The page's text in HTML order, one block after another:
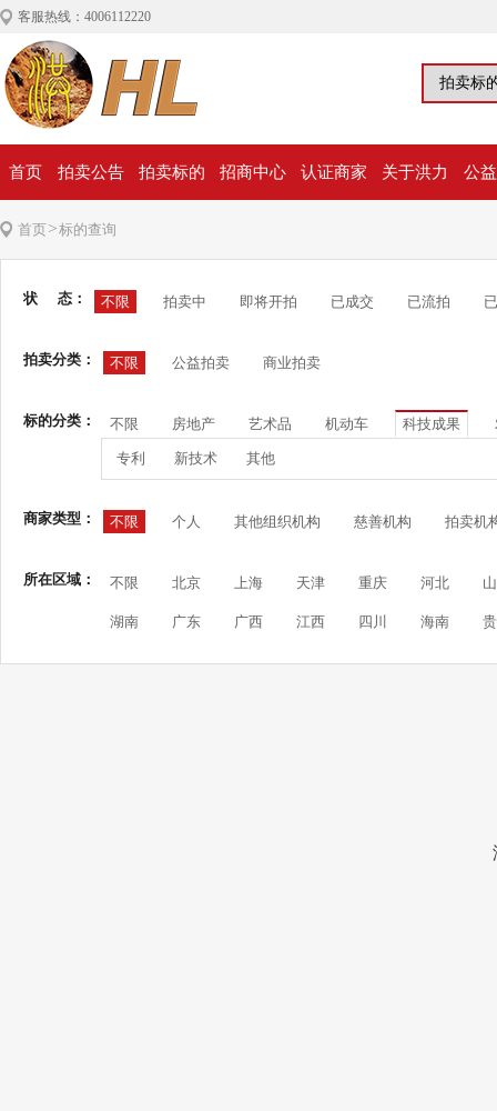
客服热线：4006112220
首页 拍卖公告 拍卖标的 招商中心 认证商家 关于洪力 公
首页>标的查询
状 态： 不限 拍卖中 即将开拍 已成交 已流拍
拍卖分类： 不限 公益拍卖 商业拍卖
标的分类： 不限 房地产 艺术品 机动车 科技成果
专利 新技术 其他
商家类型： 不限 个人 其他组织机构 慈善机构 拍卖机
所在区域： 不限 北京 上海 天津 重庆 河北
湖南 广东 广西 江西 四川 海南